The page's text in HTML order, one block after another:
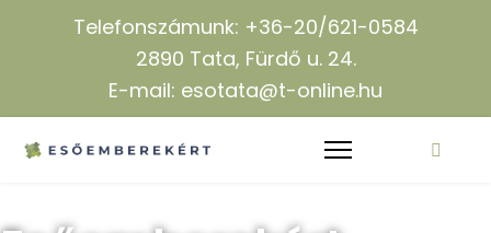
Telefonszámunk: +36-20/621-0584
2890 Tata, Fürdő u. 24.
E-mail: esotata@t-online.hu